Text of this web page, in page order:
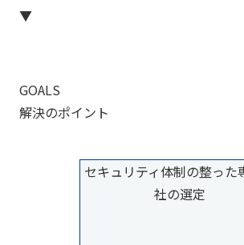
▼
GOALS
解決のポイント
セキュリティ体制の整った
社の選定